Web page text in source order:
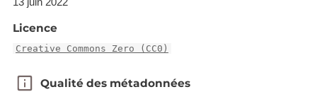
Licence
Creative Commons Zero (CC0)
Qualité des métadonnées
Qualité des métadonnées